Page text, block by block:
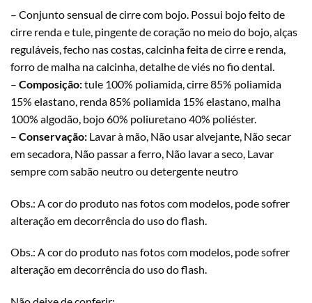
– Conjunto sensual de cirre com bojo. Possui bojo feito de
cirre renda e tule, pingente de coração no meio do bojo, alças
reguláveis, fecho nas costas, calcinha feita de cirre e renda,
forro de malha na calcinha, detalhe de viés no fio dental.
– Composição:tule 100% poliamida, cirre 85% poliamida
15% elastano, renda 85% poliamida 15% elastano, malha
100% algodão, bojo 60% poliuretano 40% poliéster.
– Conservação: Lavar à mão, Não usar alvejante, Não secar
em secadora, Não passar a ferro, Não lavar a seco, Lavar
sempre com sabão neutro ou detergente neutro
Obs.: A cor do produto nas fotos com modelos, pode sofrer
alteração em decorrência do uso do flash.
Obs.: A cor do produto nas fotos com modelos, pode sofrer
alteração em decorrência do uso do flash.